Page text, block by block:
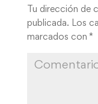
Tu dirección de
publicada. Los
marcados con *